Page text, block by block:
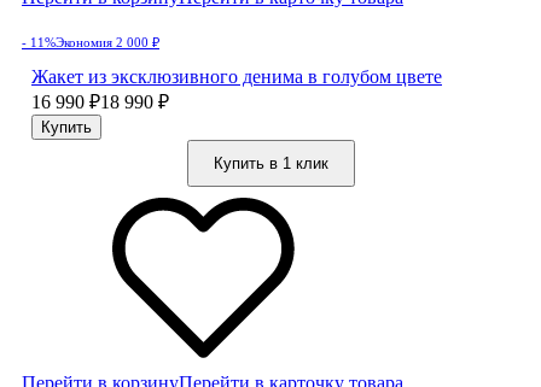
- 11%Экономия 2 000 ₽
Жакет из эксклюзивного денима в голубом цвете
16 990 ₽18 990 ₽
Купить в 1 клик
Перейти в корзинуПерейти в карточку товара